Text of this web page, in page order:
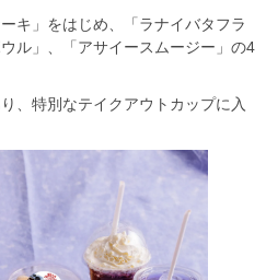
キ」をはじめ、「ラナイバタフラ
ル」、「アサイースムージー」の4
、特別なテイクアウトカップに入